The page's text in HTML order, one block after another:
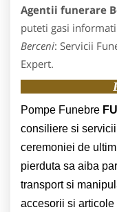
Agentii funerare
puteti gasi
Berceni: Servicii
Expert.
Pompe Funebre
consiliere si
ceremoniei de
pierduta sa aiba
transport si
accesorii si articole